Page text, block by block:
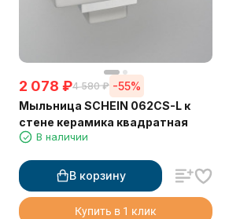
2 078 ₽4 580 ₽ -55%
Мыльница SCHEIN 062CS-L к
стене керамика квадратная
В наличии
В корзину
Купить в 1 клик